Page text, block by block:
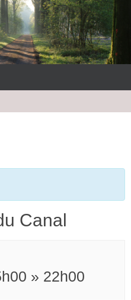
Canal
» 22h00